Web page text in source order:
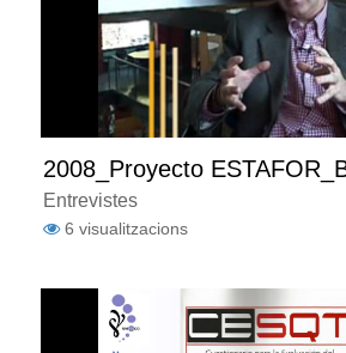
2008_Proyecto
Entrevistes
6 visualitzacions